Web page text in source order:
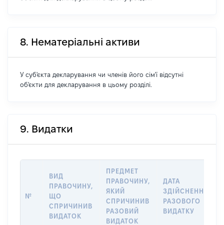
8. Нематеріальні активи
У суб'єкта декларування чи членів його сім'ї відсутні
об'єкти для декларування в цьому розділі.
9. Видатки
№
ВИД
ПРАВОЧИНУ,
ЩО
СПРИЧИНИВ
ВИДАТОК
ПРЕДМЕТ
ПРАВОЧИНУ,
ЯКИЙ
СПРИЧИНИВ
РАЗОВИЙ
ВИДАТОК
ДАТА
ЗДІЙСНЕННЯ
РАЗОВОГО
ВИДАТКУ